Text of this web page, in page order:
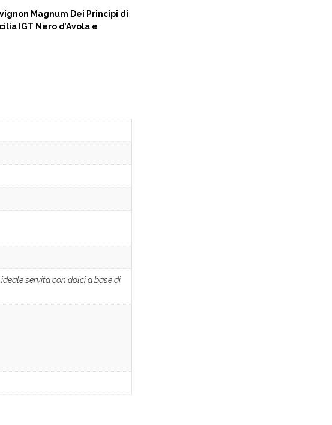
Magnum Dei Principi di
IGT Nero d’Avola e
servita con dolci a base di